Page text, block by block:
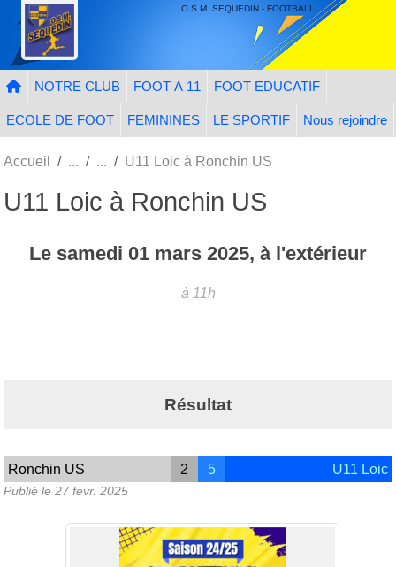
O.S.M. SEQUEDIN - FOOTBALL
NOTRE CLUB FOOT A 11 FOOT EDUCATIF
ECOLE DE FOOT FEMININES LE SPORTIF Nous rejoindre
Accueil U11 Loic à Ronchin US
U11 Loic à Ronchin US
Le samedi 01 mars 2025, à l'extérieur
à 11h
Résultat
Ronchin US 2 5 U11 Loic
Publié le 27 févr. 2025
Panneau de gestion des cookies